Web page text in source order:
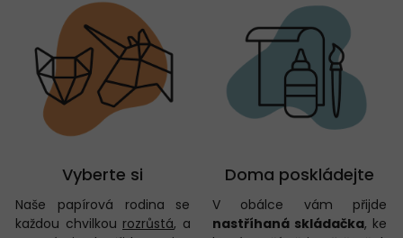
Vyberte si
Naše papírová rodina se
každou chvilkou rozrůstá, a
Doma poskládejte
V obálce vám přijde
nastříhaná skládačka, ke